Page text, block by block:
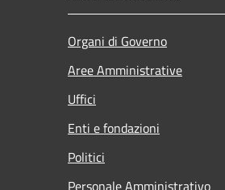
Organi di Governo
Aree Amministrative
Uffici
Enti e fondazioni
Politici
Personale Amministrativo